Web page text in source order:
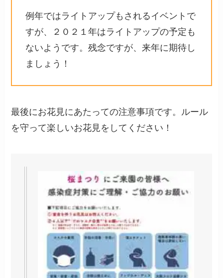
例年ではライトアップもされるイベントで
すが、２０２１年はライトアップの予定も
ないようです。残念ですが、来年に期待し
ましょう！
最後にお花見にあたっての注意事項です。ルール
を守って楽しいお花見をしてください！